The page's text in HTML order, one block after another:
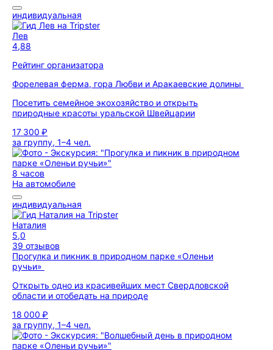
индивидуальная
Лев
4,88
Рейтинг организатора
Форелевая ферма, гора Любви и Аракаевские долины
Посетить семейное экохозяйство и открыть
природные красоты уральской Швейцарии
17 300 ₽
за группу, 1–4 чел.
8 часов
На автомобиле
индивидуальная
Наталия
5,0
39 отзывов
Прогулка и пикник в природном парке «Оленьи
ручьи»
Открыть одно из красивейших мест Свердловской
области и отобедать на природе
18 000 ₽
за группу, 1–4 чел.